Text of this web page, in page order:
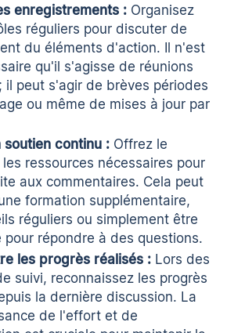
enregistrements : Organisez
réguliers pour discuter de
du éléments d'action. Il n'est
qu'il s'agisse de réunions
il peut s'agir de brèves périodes
ou même de mises à jour par
soutien continu : Offrez le
ressources nécessaires pour
aux commentaires. Cela peut
formation supplémentaire,
réguliers ou simplement être
pour répondre à des questions.
les progrès réalisés : Lors des
suivi, reconnaissez les progrès
la dernière discussion. La
de l'effort et de